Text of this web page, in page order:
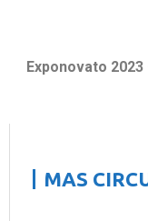
Exponovato 2023
MAS